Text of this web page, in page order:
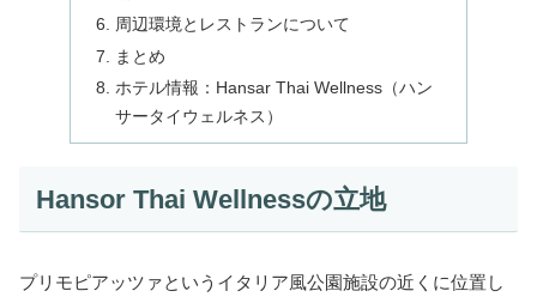
周辺環境とレストランについて
まとめ
ホテル情報：Hansar Thai Wellness（ハン
サータイウェルネス）
Hansor Thai Wellnessの立地
プリモピアッツァというイタリア風公園施設の近くに位置し